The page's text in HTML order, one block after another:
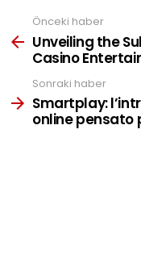
more
Önceki haber
Unveiling the
Casino
Sonraki haber
Smartplay:
online pensato